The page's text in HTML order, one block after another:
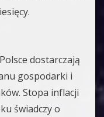
dostarczają
gospodarki i
Stopa inflacji
świadczy o